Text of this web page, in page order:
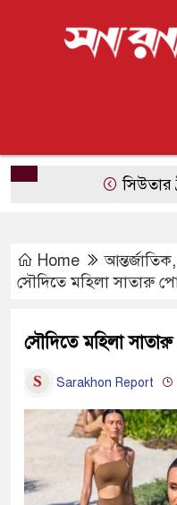
সিউতার
Home আন্তর্জাতিক
সৌদিতে মহিলা সাতারু
সৌদিতে মহিলা
Sarakhon Report